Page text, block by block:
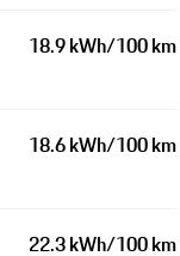
18.9 kWh/100 km
18.6 kWh/100 km
22.3 kWh/100 km